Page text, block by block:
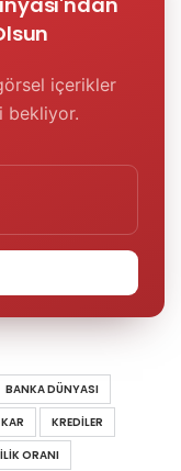
içerikler
bekliyor.
BANKA DÜNYASI
KAR
KREDILER
ORANI